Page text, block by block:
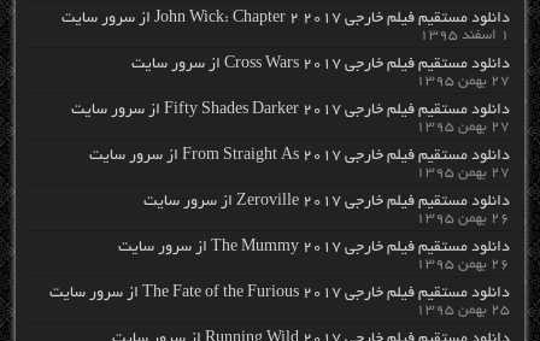
دانلود مستقیم فیلم خارجی John Wick: Chapter 2 2017 از سرور سایت
۱ اسفند ۱۳۹۵
دانلود مستقیم فیلم خارجی Cross Wars 2017 از سرور سایت
۲۷ بهمن ۱۳۹۵
دانلود مستقیم فیلم خارجی Fifty Shades Darker 2017 از سرور سایت
۲۷ بهمن ۱۳۹۵
دانلود مستقیم فیلم خارجی From Straight As 2017 از سرور سایت
۲۷ بهمن ۱۳۹۵
دانلود مستقیم فیلم خارجی Zeroville 2017 از سرور سایت
۲۶ بهمن ۱۳۹۵
دانلود مستقیم فیلم خارجی The Mummy 2017 از سرور سایت
۲۶ بهمن ۱۳۹۵
دانلود مستقیم فیلم خارجی The Fate of the Furious 2017 از سرور سایت
۲۵ بهمن ۱۳۹۵